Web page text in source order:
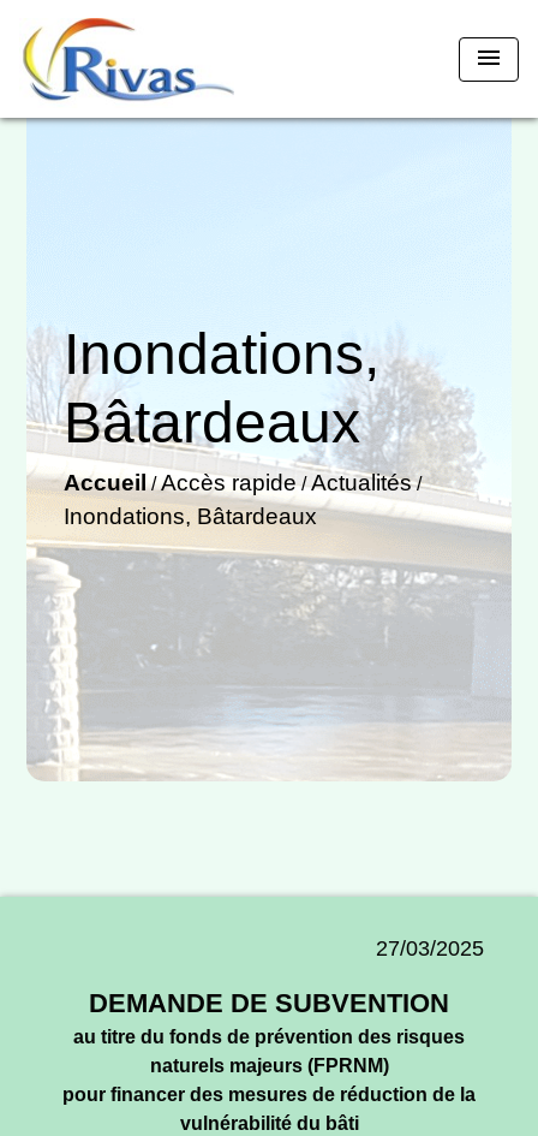
menu
Inondations,
Bâtardeaux
Accueil/Accès rapide/Actualités/
Inondations, Bâtardeaux
27/03/2025
DEMANDE DE SUBVENTION
au titre du fonds de prévention des risques
naturels majeurs (FPRNM)
pour financer des mesures de réduction de la
vulnérabilité du bâti